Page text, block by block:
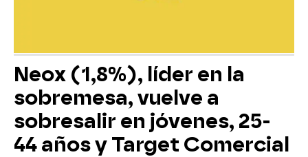
Neox (1,8%), líder en la
sobremesa, vuelve a
sobresalir en jóvenes, 25-
44 años y Target Comercial